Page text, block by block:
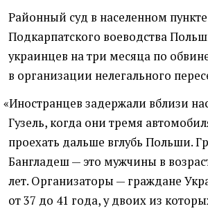
Районный суд в населенном
Подкарпатского воеводства
украинцев на три месяца по
в организации нелегального
«Иностранцев задержали вблизи
Гузель, когда они тремя
проехать дальше вглубь Польши.
Бангладеш — это мужчины в
лет. Организаторы — граждане
от 37 до 41 года, у двоих из